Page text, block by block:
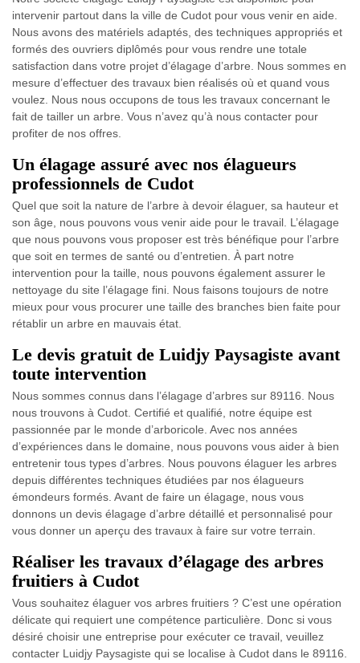
intervenir partout dans la ville de Cudot pour vous venir en aide.
Nous avons des matériels adaptés, des techniques appropriés et
formés des ouvriers diplômés pour vous rendre une totale
satisfaction dans votre projet d’élagage d’arbre. Nous sommes en
mesure d’effectuer des travaux bien réalisés où et quand vous
voulez. Nous nous occupons de tous les travaux concernant le
fait de tailler un arbre. Vous n’avez qu’à nous contacter pour
profiter de nos offres.
Un élagage assuré avec nos élagueurs
professionnels de Cudot
Quel que soit la nature de l’arbre à devoir élaguer, sa hauteur et
son âge, nous pouvons vous venir aide pour le travail. L’élagage
que nous pouvons vous proposer est très bénéfique pour l’arbre
que soit en termes de santé ou d’entretien. À part notre
intervention pour la taille, nous pouvons également assurer le
nettoyage du site l’élagage fini. Nous faisons toujours de notre
mieux pour vous procurer une taille des branches bien faite pour
rétablir un arbre en mauvais état.
Le devis gratuit de Luidjy Paysagiste avant
toute intervention
Nous sommes connus dans l’élagage d’arbres sur 89116. Nous
nous trouvons à Cudot. Certifié et qualifié, notre équipe est
passionnée par le monde d’arboricole. Avec nos années
d’expériences dans le domaine, nous pouvons vous aider à bien
entretenir tous types d’arbres. Nous pouvons élaguer les arbres
depuis différentes techniques étudiées par nos élagueurs
émondeurs formés. Avant de faire un élagage, nous vous
donnons un devis élagage d’arbre détaillé et personnalisé pour
vous donner un aperçu des travaux à faire sur votre terrain.
Réaliser les travaux d’élagage des arbres
fruitiers à Cudot
Vous souhaitez élaguer vos arbres fruitiers ? C’est une opération
délicate qui requiert une compétence particulière. Donc si vous
désiré choisir une entreprise pour exécuter ce travail, veuillez
contacter Luidjy Paysagiste qui se localise à Cudot dans le 89116.